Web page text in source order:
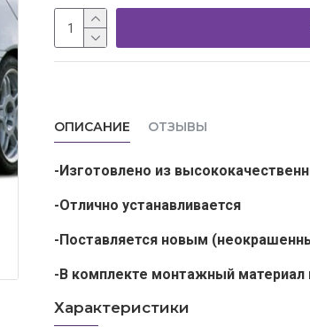
ОПИСАНИЕ ОТЗЫВЫ
-Изготовлено из
-Отлично устанавливается
-Поставляется новым
-В комплекте монтажный материал
Характеристики